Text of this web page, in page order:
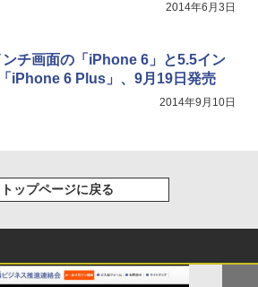
2014年6月3日
ンチ画面の「iPhone 6」と5.5イン
iPhone 6 Plus」、9月19日発売
2014年9月10日
トップページに戻る